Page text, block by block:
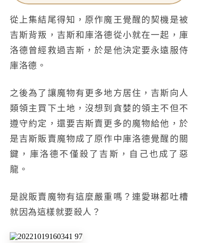
從上集結尾得知，原作魔王覺醒的契機是被
吉斯背叛，吉斯和庫洛德從小就在一起，庫
洛德曾經救過吉斯，於是他決定要永遠服侍
庫洛德。
之後為了讓魔物有更多地方居住，吉斯向人
類領主買下土地，沒想到貪婪的領主不但不
遵守約定，還要吉斯賣更多的魔物給他，於
是吉斯販賣魔物成了原作中庫洛德覺醒的關
鍵，庫洛德不僅殺了吉斯，自己也成了惡
龍。
是說販賣魔物有這麼嚴重嗎？連愛琳都吐槽
就因為這樣就要殺人？